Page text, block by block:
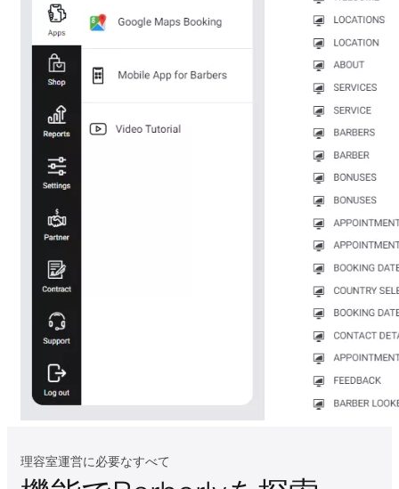
理容室運営に必要なすべて